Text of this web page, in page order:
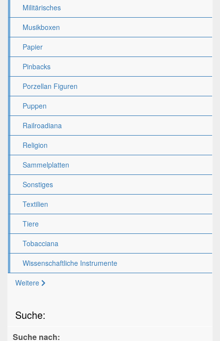
Militärisches
Musikboxen
Papier
Pinbacks
Porzellan Figuren
Puppen
Railroadiana
Religion
Sammelplatten
Sonstiges
Textilien
Tiere
Tobacciana
Wissenschaftliche Instrumente
Weitere
Suche:
Suche nach: